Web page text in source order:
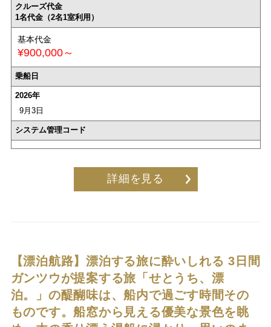
クルーズ代金
1名代金（2名1室利用）
基本代金
¥900,000～
乗船日
2026年
9月3日
システム管理コード
詳細を見る
【漂泊航路】漂泊する旅に酔いしれる 3日間
ガンツウが提案する旅「せとうち、漂
泊。」の醍醐味は、船内で過ごす時間その
ものです。船窓から見える優美な景色を眺